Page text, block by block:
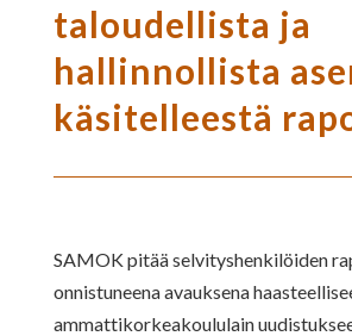
taloudellista ja
hallinnollista
käsitelleestä
SAMOK pitää selvityshenkilöiden
onnistuneena avauksena
ammattikorkeakoululain